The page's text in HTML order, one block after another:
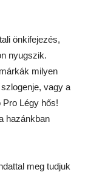
önkifejezés,
nyugszik.
milyen
vagy a
Pro Légy hős!
hazánkban
meg tudjuk